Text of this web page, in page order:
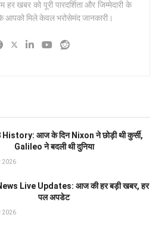
खबर को पूरी पारदर्शिता और जिम्मेदारी के
आपको मिले केवल भरोसेमंद जानकारी।
आज के दिन Nixon ने छोड़ी थी कुर्सी,
Galileo ने बदली थी दुनिया
2026
Live Updates: आज की हर बड़ी खबर, हर
पल अपडेट
2026